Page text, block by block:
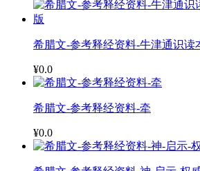
希腊文-参考释经资料-牛津通识读
¥0.0
希腊文-参考释经资料-牵
¥0.0